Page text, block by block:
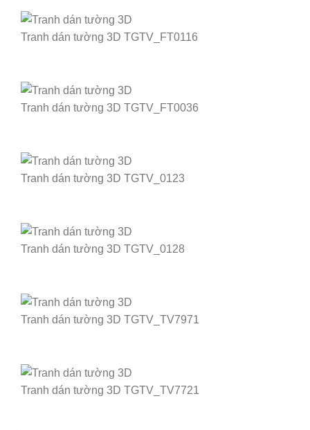
Tranh dán tường 3D TGTV_FT0116
Tranh dán tường 3D TGTV_FT0036
Tranh dán tường 3D TGTV_0123
Tranh dán tường 3D TGTV_0128
Tranh dán tường 3D TGTV_TV7971
Tranh dán tường 3D TGTV_TV7721